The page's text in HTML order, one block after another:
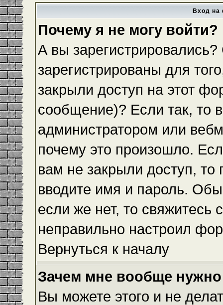
Вход на
Почему я не могу войти?
А вы
зарегистрированы для
закрыли доступ на этот
сообщение)? Если так, то
администратором или
почему это произошло.
вам не закрыли доступ,
вводите имя и пароль.
если же нет, то свяжитесь
неправильно настроил
Вернуться к началу
Зачем мне вообще нужно
Вы можете этого и не